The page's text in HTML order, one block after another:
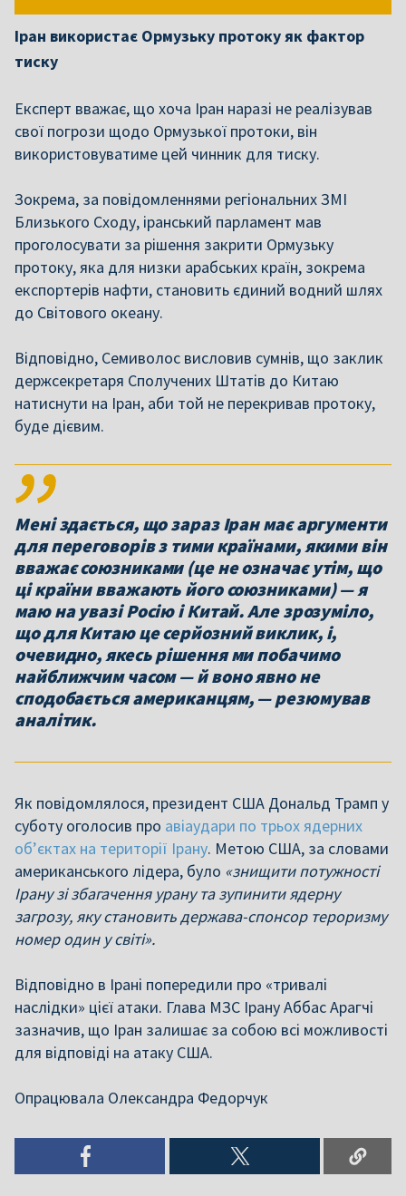
Іран використає Ормузьку протоку як фактор
тиску
Експерт вважає, що хоча Іран наразі не реалізував
свої погрози щодо Ормузької протоки, він
використовуватиме цей чинник для тиску.
Зокрема, за повідомленнями регіональних ЗМІ
Близького Сходу, іранський парламент мав
проголосувати за рішення закрити Ормузьку
протоку, яка для низки арабських країн, зокрема
експортерів нафти, становить єдиний водний шлях
до Світового океану.
Відповідно, Семиволос висловив сумнів, що заклик
держсекретаря Сполучених Штатів до Китаю
натиснути на Іран, аби той не перекривав протоку,
буде дієвим.
Мені здається, що зараз Іран має аргументи
для переговорів з тими країнами, якими він
вважає союзниками (це не означає утім, що
ці країни вважають його союзниками) — я
маю на увазі Росію і Китай. Але зрозуміло,
що для Китаю це серйозний виклик, і,
очевидно, якесь рішення ми побачимо
найближчим часом — й воно явно не
сподобається американцям, — резюмував
аналітик.
Як повідомлялося, президент США Дональд Трамп у
суботу оголосив про авіаудари по трьох ядерних
об’єктах на території Ірану. Метою США, за словами
американського лідера, було «знищити потужності
Ірану зі збагачення урану та зупинити ядерну
загрозу, яку становить держава-спонсор тероризму
номер один у світі».
Відповідно в Ірані попередили про «тривалі
наслідки» цієї атаки. Глава МЗС Ірану Аббас Арагчі
зазначив, що Іран залишає за собою всі можливості
для відповіді на атаку США.
Опрацювала Олександра Федорчук